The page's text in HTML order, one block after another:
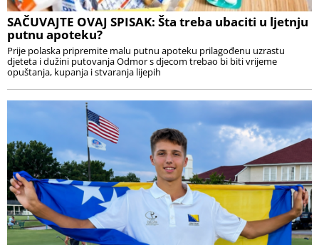
SAČUVAJTE OVAJ SPISAK: Šta treba ubaciti u ljetnju
putnu apoteku?
Prije polaska pripremite malu putnu apoteku prilagođenu uzrastu
djeteta i dužini putovanja Odmor s djecom trebao bi biti vrijeme
opuštanja, kupanja i stvaranja lijepih